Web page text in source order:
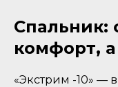
Спальник:
комфорт,
«Экстрим -10» —